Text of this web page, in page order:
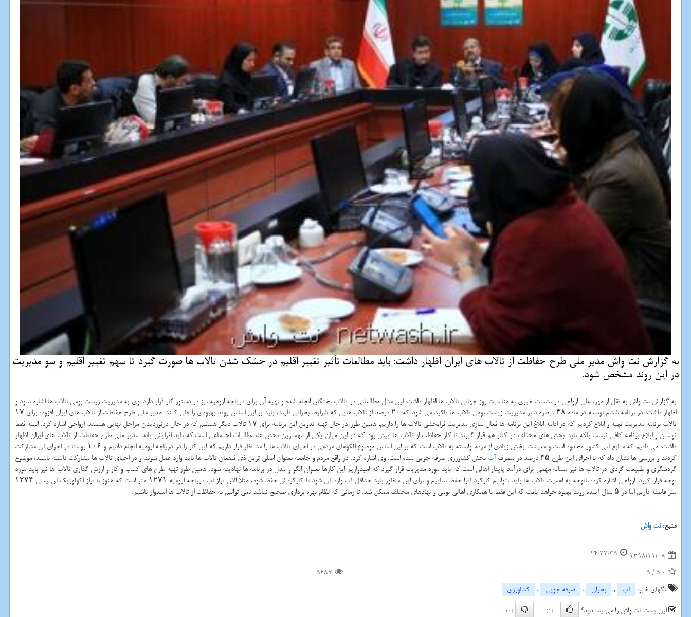
به گزارش نت واش مدیر ملی طرح حفاظت از تالاب های ایران اظهار داشت: باید مطالعات تأثیر تغییر اقلیم در خشك شدن تالاب ها صورت گیرد تا سهم تغییر اقلیم و سو مدیریت
در این روند مشخص شود.
به گزارش نت واش به نقل از مهر، علی ارواحی در نشست خبری به مناسبت روز جهانی تالاب ها اظهار داشت: این مدل مطالعاتی در تالاب بختگان انجام شده و تهیه آن برای دریاچه ارومیه نیز در دستور كار قرار دارد. وی به مدیریت زیست بومی تالاب ها اشاره نمود و
اظهار داشت: در برنامه ششم توسعه در ماده ۳۸ تبصره د بر مدیریت زیست بومی تالاب ها تاكید می شود كه ۲۰ درصد از تالاب هایی كه شرایط بحرانی دارند، باید بر این اساس روند بهبودی را طی كنند. مدیر ملی طرح حفاظت از تالاب های ایران افزود: برای ۱۷
تالاب برنامه مدیریت تهیه و ابلاغ كردیم كه در ادامه ابلاغ این برنامه ها فعال سازی مدیریت فرابخشی تالاب ها را داریم، همین طور در حال تهیه تدوین این برنامه برای ۱۷ تالاب دیگر هستیم كه در حال درنوردیدن مراحل نهایی هستند. ارواحی اشاره كرد: البته فقط
نوشتن و ابلاغ برنامه كافی نیست بلكه باید بخش های مختلف در كنار هم قرار گیرند تا كار حفاظت از تالاب ها پیش رود كه در این میان یكی از مهمترین بخش ها، مطالبات اجتماعی است كه باید افزایش یابد. مدیر ملی طرح حفاظت از تالاب های ایران اظهار
داشت: می دانیم كه منابع آبی كشور محدود است و معیشت بخش زیادی از مردم وابسته به تالاب است كه بر این اساس موضوع الگوهای مردمی در احیای تالاب ها را مد نظر قرار داریم كه این كار را در دریاچه ارومیه انجام دادیم و ۱۰۶ روستا در اجرای آن مشاركت
كردند و بررسی ها نشان داد كه با اجرای این طرح ۳۵ درصد در مصرف
آب بخش كشاورزی صرفه جویی شده است. وی اشاره كرد: در واقع مردم و جامعه بعنوان اصلی ترین ذی فنفعان تالاب ها باید وارد عمل شوند و در احیای تالاب ها مشاركت داشته باشند، موضوع
گردشگری و طبیعت گردی در تالاب ها نیز مساله مهمی برای درآمد پایدار اهالی است كه باید مورد مدیریت قرار گیرد كه امیدواریم این كارها بعنوان الگو و مدل در برنامه ها نهادینه شود. همین طور تهیه طرح های كسب و كار و ارزش گذاری تالاب ها نیز باید مورد
توجه قرار گیرد. ارواحی اشاره كرد: باتوجه به اهمیت تالاب ها باید بتوانیم كاركرد آنرا حفظ نماییم و برای این منظور باید حداقل آب وارد آن شود تا كاركردش حفظ شود، مثلاً الان تراز آب دریاچه ارومیه ۱۲۷۱ متر است كه هنوز با تراز اكولوژیك آن یعنی ۱۲۷۴
متر فاصله داریم اما در ۵ سال آینده روند بهبود خواهد یافت كه این فقط با همكاری اهالی بومی و نهادهای مختلف ممكن شد. تا زمانی كه نظام بهره برداری صحیح نباشد نمی توانیم به حفاظت از تالاب ها امیدوار باشیم.
منبع:نت واش
1398/11/08
14:27:35
5.0
/
5
5687
تگهای خبر:
آب , بحران , صرفه جویی ,
كشاورزی
این پست نت واش را می پسندید؟
(1)
(0)